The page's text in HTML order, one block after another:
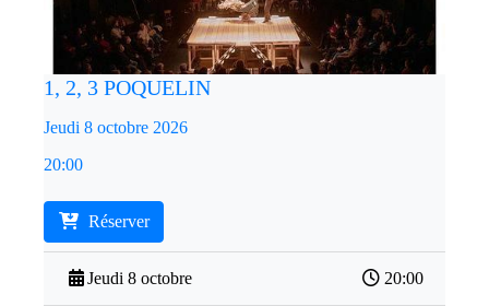
1, 2, 3 POQUELIN
Jeudi 8 octobre 2026
20:00
Réserver
Jeudi 8 octobre 20:00